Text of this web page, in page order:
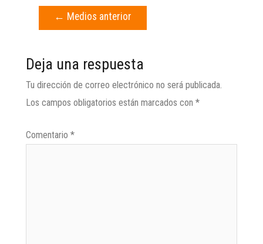
← Medios anterior
Deja una respuesta
Tu dirección de correo electrónico no será publicada.
Los campos obligatorios están marcados con *
Comentario *